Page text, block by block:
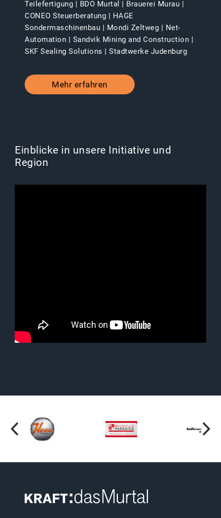
Teilefertigung | BDO Murtal | Brauerei Murau |
CONEO Steuerberatung | HAGE
Sondermaschinenbau | Mondi Zeltweg | Net-
Automation | Sandvik Mining and Construction |
SKF Sealing Solutions | Stadtwerke Judenburg
Mehr erfahren
Einblicke in unsere Initiative und
Region